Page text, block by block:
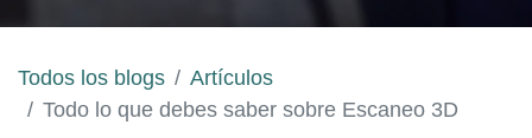
Todos los blogs
Artículos
Todo lo que debes saber sobre Escaneo 3D